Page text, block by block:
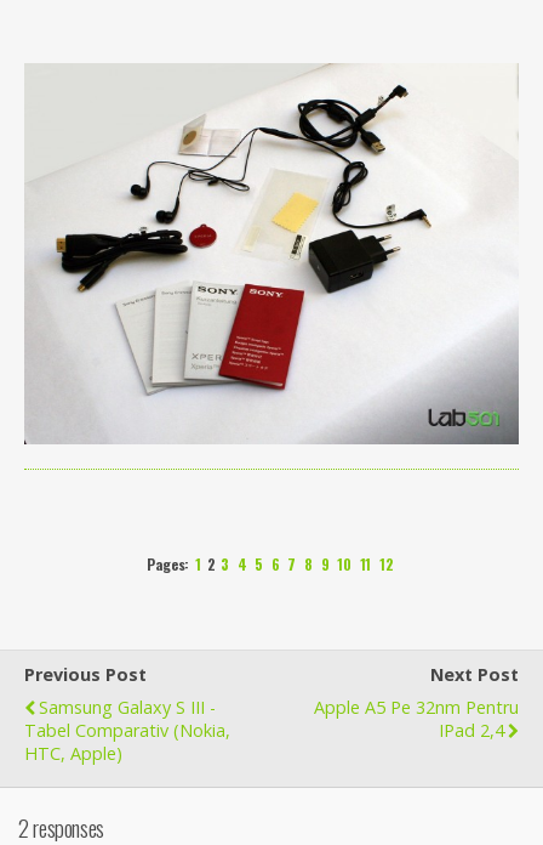
Pages: 1 2 3 4 5 6 7 8 9 10 11 12
Previous Post
Samsung Galaxy S III -
Tabel Comparativ (Nokia,
HTC, Apple)
Next Post
Apple A5 Pe 32nm Pentru
IPad 2,4
2 responses